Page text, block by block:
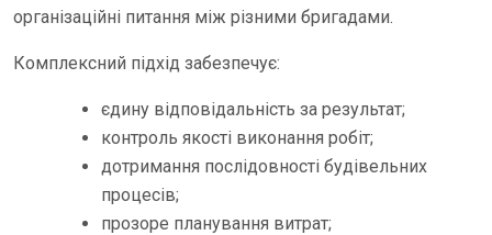
організаційні питання між різними бригадами.
Комплексний підхід забезпечує:
єдину відповідальність за результат;
контроль якості виконання робіт;
дотримання послідовності будівельних
процесів;
прозоре планування витрат;